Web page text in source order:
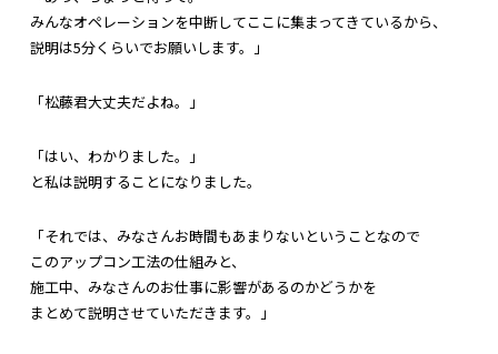
みんなオペレーションを中断してここに集まってきているから、
説明は5分くらいでお願いします。」
「松藤君大丈夫だよね。」
「はい、わかりました。」
と私は説明することになりました。
「それでは、みなさんお時間もあまりないということなので
このアップコン工法の仕組みと、
施工中、みなさんのお仕事に影響があるのかどうかを
まとめて説明させていただきます。」